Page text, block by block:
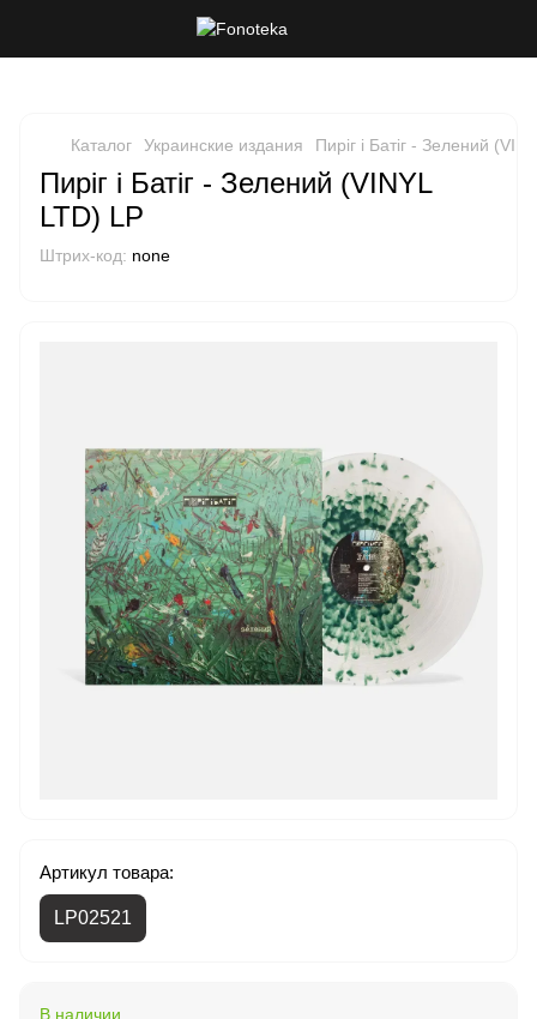
Каталог Украинские издания Пиріг і Батіг - Зелений
Пиріг і Батіг - Зелений (VINYL
LTD) LP
Штрих-код: none
Артикул товара:
LP02521
В наличии